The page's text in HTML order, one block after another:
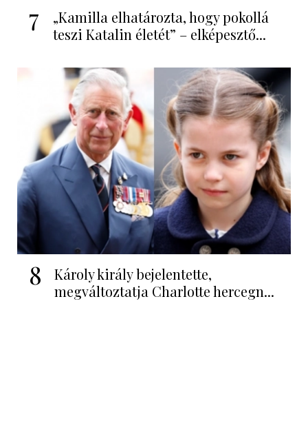
7
„Kamilla elhatározta, hogy pokollá
teszi Katalin életét” – elképesztő...
8
Károly király bejelentette,
megváltoztatja Charlotte hercegn...